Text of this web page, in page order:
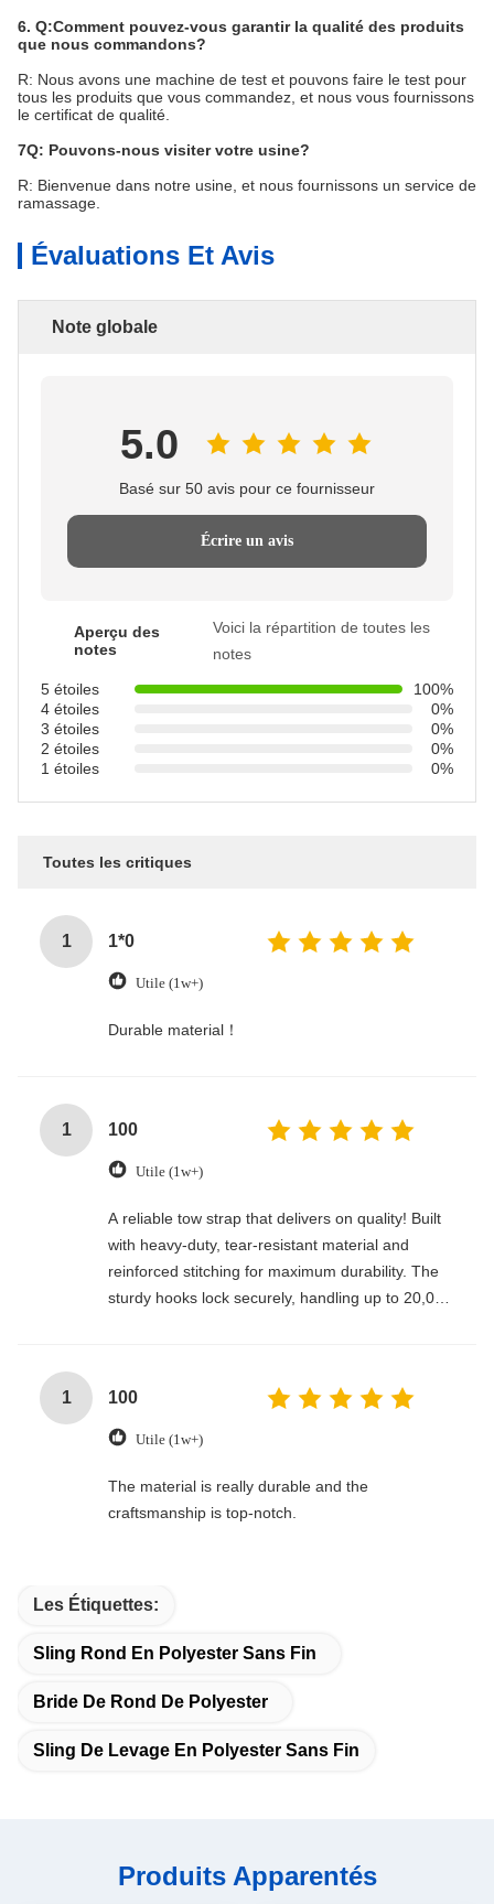
6. Q:Comment pouvez-vous garantir la qualité des produits
que nous commandons?
R: Nous avons une machine de test et pouvons faire le test pour
tous les produits que vous commandez, et nous vous fournissons
le certificat de qualité.
7Q: Pouvons-nous visiter votre usine?
R: Bienvenue dans notre usine, et nous fournissons un service de
ramassage.
Évaluations Et Avis
Note globale
5.0
Basé sur 50 avis pour ce fournisseur
Écrire un avis
Aperçu des
notes
Voici la répartition de toutes les
notes
5 étoiles
100%
4 étoiles
0%
3 étoiles
0%
2 étoiles
0%
1 étoiles
0%
Toutes les critiques
1 1*0
Utile (1w+)
Durable material！
1 100
Utile (1w+)
A reliable tow strap that delivers on quality! Built
with heavy-duty, tear-resistant material and
reinforced stitching for maximum durability. The
sturdy hooks lock securely, handling up to 20,000
1 100
Utile (1w+)
The material is really durable and the
craftsmanship is top-notch.
Les Étiquettes:
Sling Rond En Polyester Sans Fin
Bride De Rond De Polyester
Sling De Levage En Polyester Sans Fin
Produits Apparentés